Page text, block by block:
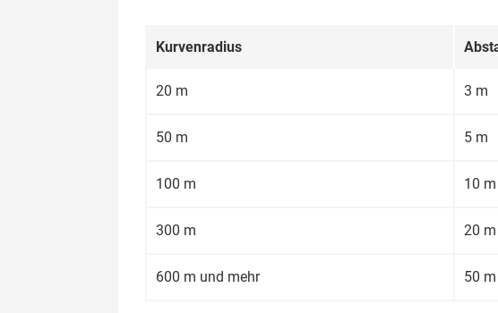
Kurvenradius
20 m 3 m
50 m 5 m
100 m 10 m
300 m 20 m
600 m und mehr 50 m